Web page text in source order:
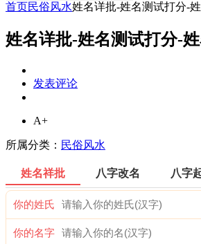
首页民俗风水姓名详批-姓名测试打分-
姓名详批-姓名测试打分-
发表评论
A+
所属分类： 民俗风水
姓名祥批 八字改名 八字
你的姓氏
你的名字